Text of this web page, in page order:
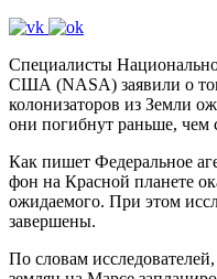
Специалисты
США (NASA) заявили о
колонизаторов из Земли
они погибнут раньше, чем
Как пишет Федеральное
фон на Красной планете
ожидаемого. При этом
завершены.
По словам